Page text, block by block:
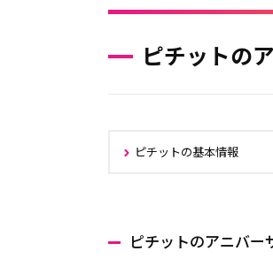
ピチットの
ピチットの基本情報
ピチットのアニバー